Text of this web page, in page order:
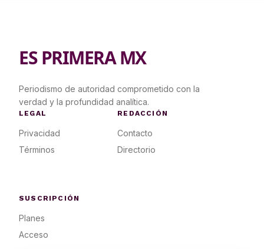
ES PRIMERA MX
Periodismo de autoridad comprometido con la
verdad y la profundidad analítica.
LEGAL
Privacidad
Términos
REDACCIÓN
Contacto
Directorio
SUSCRIPCIÓN
Planes
Acceso